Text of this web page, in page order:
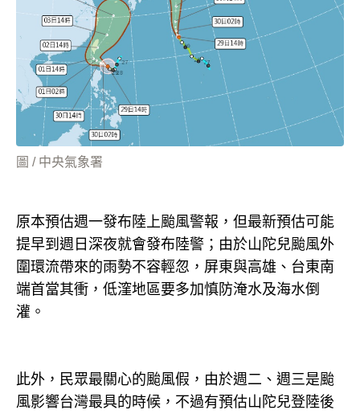
圖 / 中央氣象署
原本預估週一發布陸上颱風警報，但最新預估可能
提早到週日深夜就會發布陸警；由於山陀兒颱風外
圍環流帶來的雨勢不容輕忽，屏東與高雄、台東南
端首當其衝，低漥地區要多加慎防淹水及海水倒
灌。
此外，民眾最關心的颱風假，由於週二、週三是颱
風影響台灣最具的時候，不過有預估山陀兒登陸後